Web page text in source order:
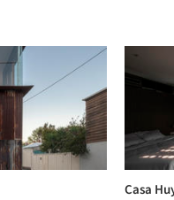
Casa